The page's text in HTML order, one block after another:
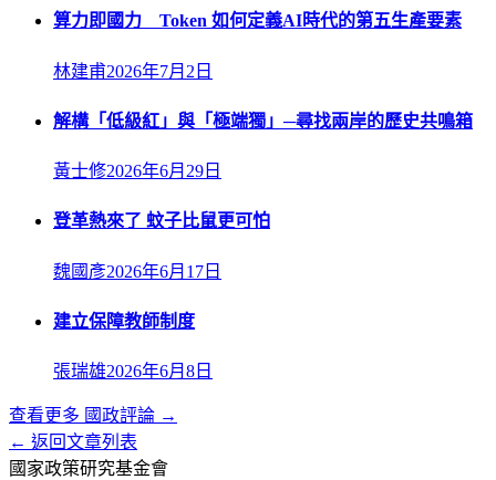
算力即國力 Token 如何定義AI時代的第五生產要素
林建甫2026年7月2日
解構「低級紅」與「極端獨」─尋找兩岸的歷史共鳴箱
黃士修2026年6月29日
登革熱來了 蚊子比鼠更可怕
魏國彥2026年6月17日
建立保障教師制度
張瑞雄2026年6月8日
查看更多 國政評論 →
← 返回文章列表
國家政策研究基金會